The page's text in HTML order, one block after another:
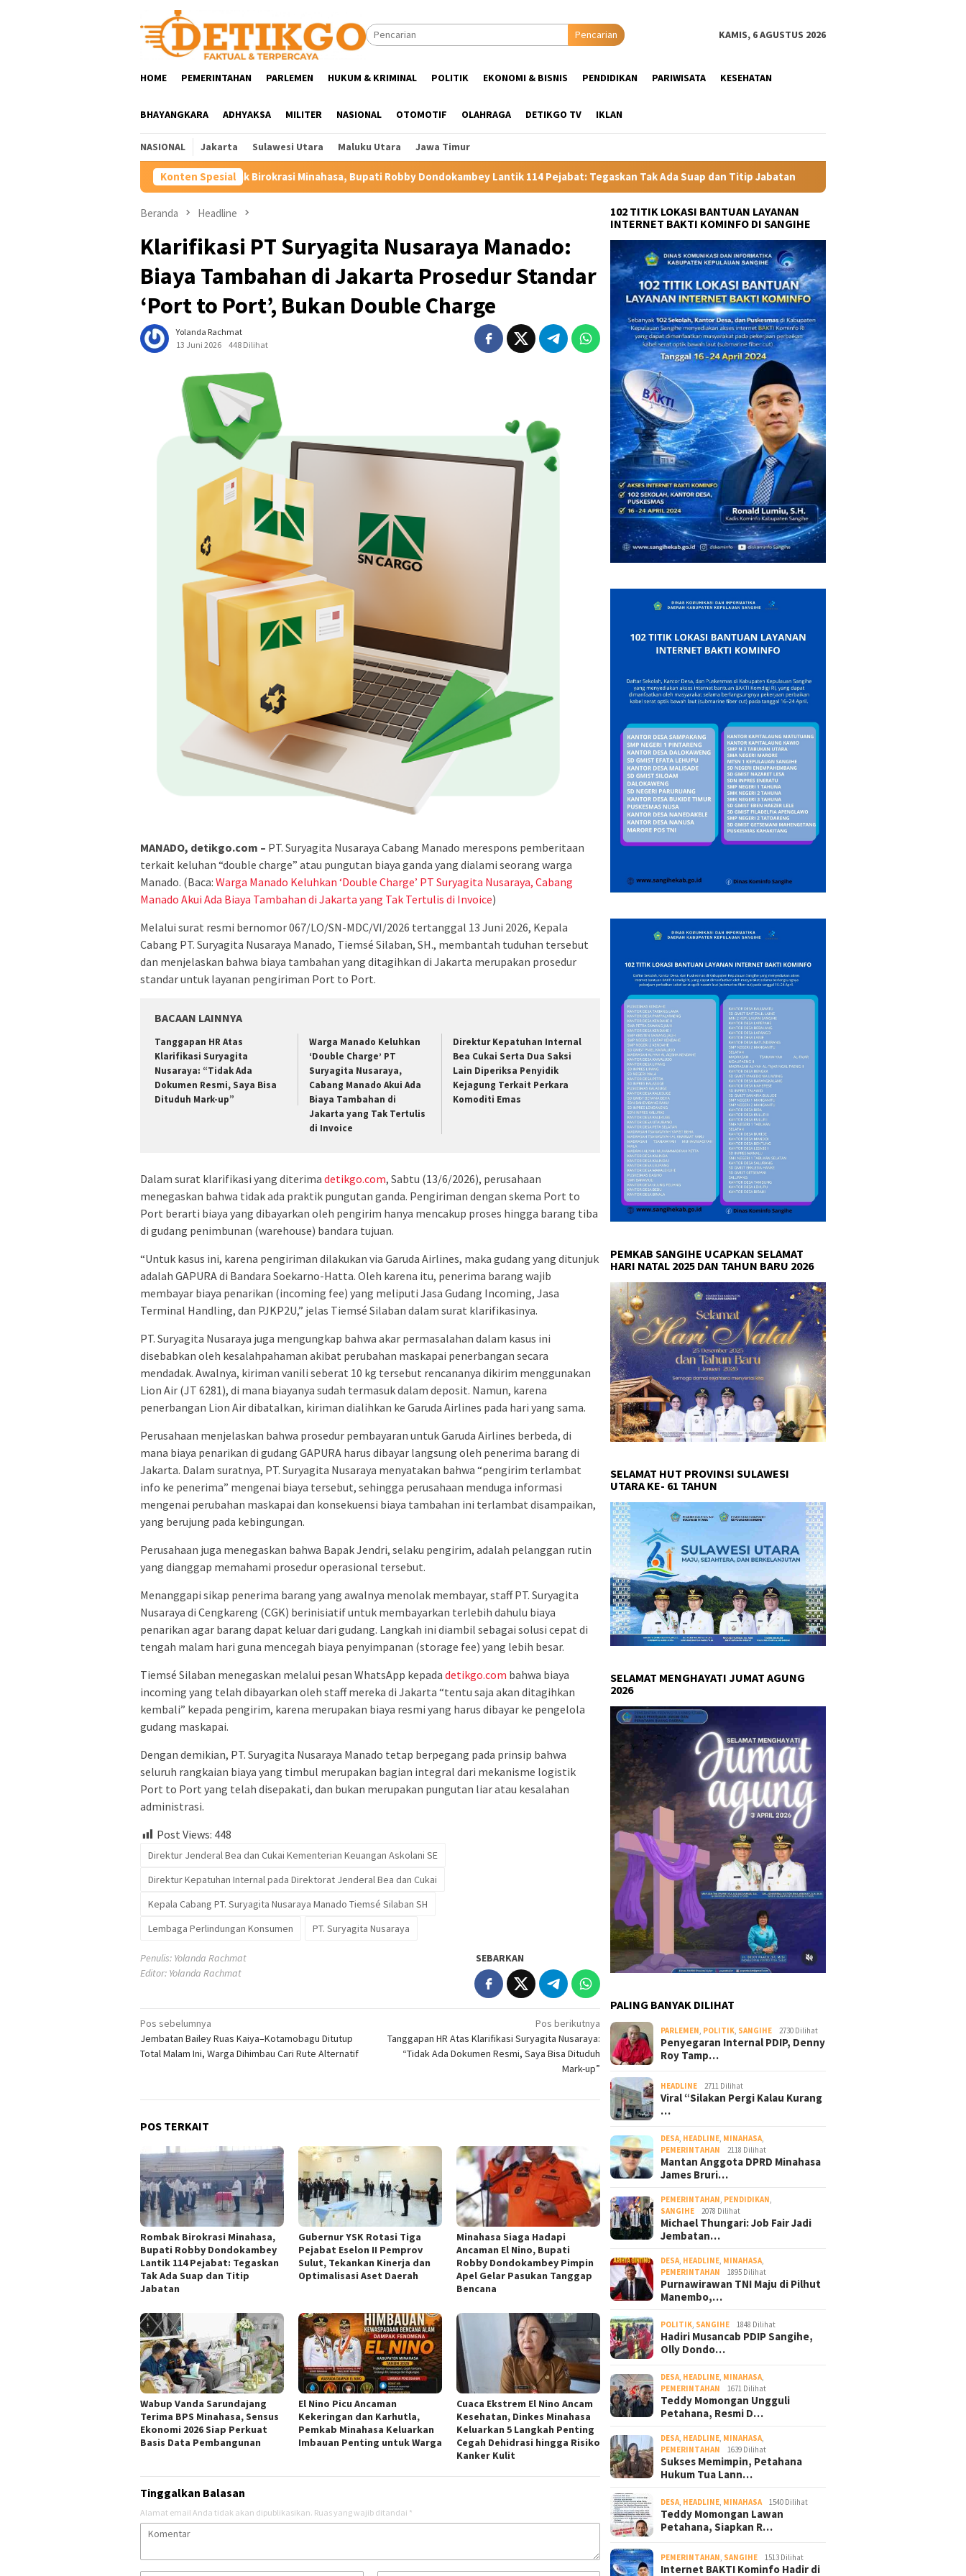
Pencarian KAMIS, 6 AGUSTUS 2026
HOME PEMERINTAHAN PARLEMEN HUKUM & KRIMINAL POLITIK EKONOMI & BISNIS PENDIDIKAN PARIWISATA KESEHATAN
BHAYANGKARA ADHYAKSA MILITER NASIONAL OTOMOTIF OLAHRAGA DETIKGO TV IKLAN
NASIONAL Jakarta Sulawesi Utara Maluku Utara Jawa Timur
Konten Spesial
Rombak Birokrasi Minahasa, Bupati Robby Dondokambey Lantik 114 Pejabat: Tegaskan Tak Ada Suap dan Titip Jabatan Gubernur YSK Rotasi Tiga Pejabat Eselon II
Beranda Headline
Klarifikasi PT Suryagita Nusaraya Manado:
Biaya Tambahan di Jakarta Prosedur Standar
‘Port to Port’, Bukan Double Charge
Yolanda Rachmat
13 Juni 2026
448 Dilihat
MANADO, detikgo.com – PT. Suryagita Nusaraya Cabang Manado merespons pemberitaan
terkait keluhan “double charge” atau pungutan biaya ganda yang dialami seorang warga
Manado. (Baca: Warga Manado Keluhkan ‘Double Charge’ PT Suryagita Nusaraya, Cabang
Manado Akui Ada Biaya Tambahan di Jakarta yang Tak Tertulis di Invoice)
Melalui surat resmi bernomor 067/LO/SN-MDC/VI/2026 tertanggal 13 Juni 2026, Kepala
Cabang PT. Suryagita Nusaraya Manado, Tiemsé Silaban, SH., membantah tuduhan tersebut
dan menjelaskan bahwa biaya tambahan yang ditagihkan di Jakarta merupakan prosedur
standar untuk layanan pengiriman Port to Port.
BACAAN LAINNYA
Tanggapan HR Atas
Klarifikasi Suryagita
Nusaraya: “Tidak Ada
Dokumen Resmi, Saya Bisa
Dituduh Mark-up”
Warga Manado Keluhkan
‘Double Charge’ PT
Suryagita Nusaraya,
Cabang Manado Akui Ada
Biaya Tambahan di
Jakarta yang Tak Tertulis
di Invoice
Direktur Kepatuhan Internal
Bea Cukai Serta Dua Saksi
Lain Diperiksa Penyidik
Kejagung Terkait Perkara
Komoditi Emas
Dalam surat klarifikasi yang diterima detikgo.com, Sabtu (13/6/2026), perusahaan
menegaskan bahwa tidak ada praktik pungutan ganda. Pengiriman dengan skema Port to
Port berarti biaya yang dibayarkan oleh pengirim hanya mencakup proses hingga barang tiba
di gudang penimbunan (warehouse) bandara tujuan.
“Untuk kasus ini, karena pengiriman dilakukan via Garuda Airlines, maka gudang yang ditunjuk
adalah GAPURA di Bandara Soekarno-Hatta. Oleh karena itu, penerima barang wajib
membayar biaya penarikan (incoming fee) yang meliputi Jasa Gudang Incoming, Jasa
Terminal Handling, dan PJKP2U,” jelas Tiemsé Silaban dalam surat klarifikasinya.
PT. Suryagita Nusaraya juga mengungkap bahwa akar permasalahan dalam kasus ini
disebabkan oleh kesalahpahaman akibat perubahan maskapai penerbangan secara
mendadak. Awalnya, kiriman vanili seberat 10 kg tersebut rencananya dikirim menggunakan
Lion Air (JT 6281), di mana biayanya sudah termasuk dalam deposit. Namun, karena
penerbangan Lion Air dibatalkan, kiriman dialihkan ke Garuda Airlines pada hari yang sama.
Perusahaan menjelaskan bahwa prosedur pembayaran untuk Garuda Airlines berbeda, di
mana biaya penarikan di gudang GAPURA harus dibayar langsung oleh penerima barang di
Jakarta. Dalam suratnya, PT. Suryagita Nusaraya menyatakan bahwa “pengirim terlambat
info ke penerima” mengenai biaya tersebut, sehingga perusahaan menduga informasi
mengenai perubahan maskapai dan konsekuensi biaya tambahan ini terlambat disampaikan,
yang berujung pada kebingungan.
Perusahaan juga menegaskan bahwa Bapak Jendri, selaku pengirim, adalah pelanggan rutin
yang dianggap memahami prosedur operasional tersebut.
Menanggapi sikap penerima barang yang awalnya menolak membayar, staff PT. Suryagita
Nusaraya di Cengkareng (CGK) berinisiatif untuk membayarkan terlebih dahulu biaya
penarikan agar barang dapat keluar dari gudang. Langkah ini diambil sebagai solusi cepat di
tengah malam hari guna mencegah biaya penyimpanan (storage fee) yang lebih besar.
Tiemsé Silaban menegaskan melalui pesan WhatsApp kepada detikgo.com bahwa biaya
incoming yang telah dibayarkan oleh staff mereka di Jakarta “tentu saja akan ditagihkan
kembali” kepada pengirim, karena merupakan biaya resmi yang harus dibayar ke pengelola
gudang maskapai.
Dengan demikian, PT. Suryagita Nusaraya Manado tetap berpegang pada prinsip bahwa
seluruh rangkaian biaya yang timbul merupakan bagian integral dari mekanisme logistik
Port to Port yang telah disepakati, dan bukan merupakan pungutan liar atau kesalahan
administrasi.
Post Views: 448
Direktur Jenderal Bea dan Cukai Kementerian Keuangan Askolani SE
Direktur Kepatuhan Internal pada Direktorat Jenderal Bea dan Cukai
Kepala Cabang PT. Suryagita Nusaraya Manado Tiemsé Silaban SH
Lembaga Perlindungan Konsumen
PT. Suryagita Nusaraya
Penulis: Yolanda Rachmat
Editor: Yolanda Rachmat
SEBARKAN
Navigasi
pos
Pos sebelumnya
Jembatan Bailey Ruas Kaiya–Kotamobagu Ditutup
Total Malam Ini, Warga Dihimbau Cari Rute Alternatif
Pos berikutnya
Tanggapan HR Atas Klarifikasi Suryagita Nusaraya:
“Tidak Ada Dokumen Resmi, Saya Bisa Dituduh
Mark-up”
POS TERKAIT
Rombak Birokrasi Minahasa,
Bupati Robby Dondokambey
Lantik 114 Pejabat: Tegaskan
Tak Ada Suap dan Titip
Jabatan
Gubernur YSK Rotasi Tiga
Pejabat Eselon II Pemprov
Sulut, Tekankan Kinerja dan
Optimalisasi Aset Daerah
Minahasa Siaga Hadapi
Ancaman El Nino, Bupati
Robby Dondokambey Pimpin
Apel Gelar Pasukan Tanggap
Bencana
Wabup Vanda Sarundajang
Terima BPS Minahasa, Sensus
Ekonomi 2026 Siap Perkuat
Basis Data Pembangunan
El Nino Picu Ancaman
Kekeringan dan Karhutla,
Pemkab Minahasa Keluarkan
Imbauan Penting untuk Warga
Cuaca Ekstrem El Nino Ancam
Kesehatan, Dinkes Minahasa
Keluarkan 5 Langkah Penting
Cegah Dehidrasi hingga Risiko
Kanker Kulit
Tinggalkan Balasan
Alamat email Anda tidak akan dipublikasikan. Ruas yang wajib ditandai *
102 TITIK LOKASI BANTUAN LAYANAN
INTERNET BAKTI KOMINFO DI SANGIHE
PEMKAB SANGIHE UCAPKAN SELAMAT
HARI NATAL 2025 DAN TAHUN BARU 2026
SELAMAT HUT PROVINSI SULAWESI
UTARA KE- 61 TAHUN
SELAMAT MENGHAYATI JUMAT AGUNG
2026
PALING BANYAK DILIHAT
PARLEMEN, POLITIK, SANGIHE 2730 Dilihat
Penyegaran Internal PDIP, Denny
Roy Tamp…
HEADLINE 2711 Dilihat
Viral “Silakan Pergi Kalau Kurang
…
DESA, HEADLINE, MINAHASA,
PEMERINTAHAN
2118 Dilihat
Mantan Anggota DPRD Minahasa
James Bruri…
PEMERINTAHAN, PENDIDIKAN,
SANGIHE
2078 Dilihat
Michael Thungari: Job Fair Jadi
Jembatan…
DESA, HEADLINE, MINAHASA,
PEMERINTAHAN
1895 Dilihat
Purnawirawan TNI Maju di Pilhut
Manembo,…
POLITIK, SANGIHE 1848 Dilihat
Hadiri Musancab PDIP Sangihe,
Olly Dondo…
DESA, HEADLINE, MINAHASA,
PEMERINTAHAN
1671 Dilihat
Teddy Momongan Ungguli
Petahana, Resmi D…
DESA, HEADLINE, MINAHASA,
PEMERINTAHAN
1639 Dilihat
Sukses Memimpin, Petahana
Hukum Tua Lann…
DESA, HEADLINE, MINAHASA 1540 Dilihat
Teddy Momongan Lawan
Petahana, Siapkan R…
PEMERINTAHAN, SANGIHE 1513 Dilihat
Internet BAKTI Kominfo Hadir di